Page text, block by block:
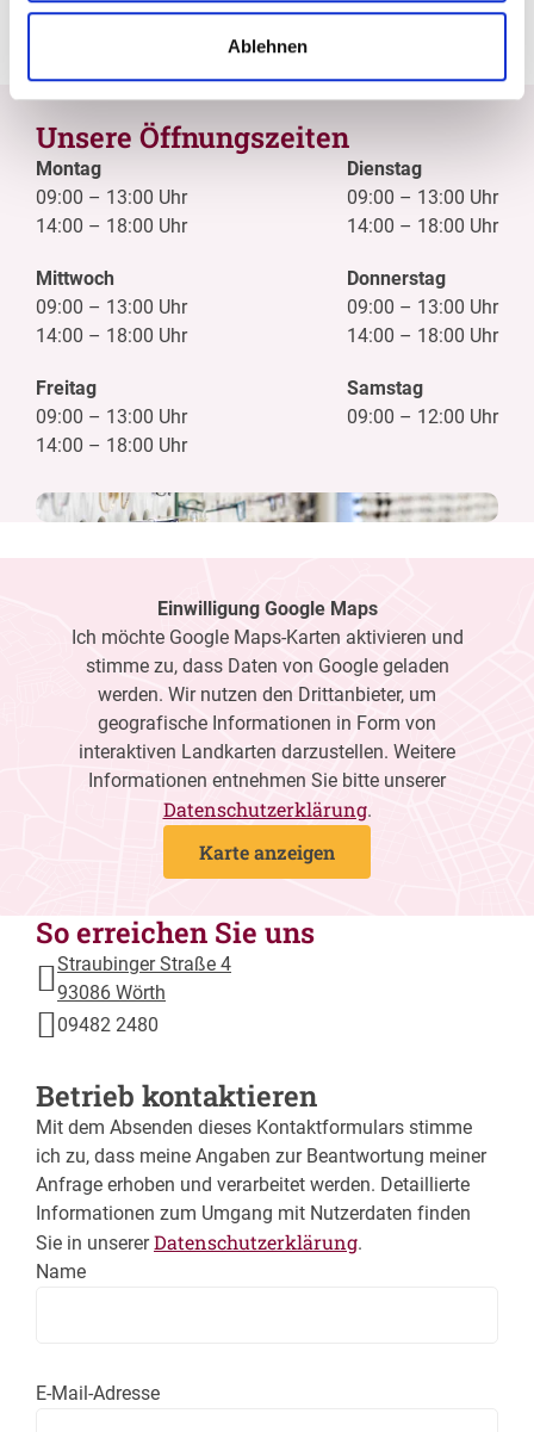
Ablehnen
Individuelle Anpassungen
Unsere Öffnungszeiten
Montag
09:00 – 13:00 Uhr
14:00 – 18:00 Uhr
Dienstag
09:00 – 13:00 Uhr
14:00 – 18:00 Uhr
Mittwoch
09:00 – 13:00 Uhr
14:00 – 18:00 Uhr
Donnerstag
09:00 – 13:00 Uhr
14:00 – 18:00 Uhr
Freitag
09:00 – 13:00 Uhr
14:00 – 18:00 Uhr
Samstag
09:00 – 12:00 Uhr
Einwilligung Google Maps
Ich möchte Google Maps-Karten aktivieren und
stimme zu, dass Daten von Google geladen
werden. Wir nutzen den Drittanbieter, um
geografische Informationen in Form von
interaktiven Landkarten darzustellen. Weitere
Informationen entnehmen Sie bitte unserer
Datenschutzerklärung.
Karte anzeigen
So erreichen Sie uns
Straubinger Straße 4
93086 Wörth
09482 2480
Betrieb kontaktieren
Mit dem Absenden dieses Kontaktformulars stimme
ich zu, dass meine Angaben zur Beantwortung meiner
Anfrage erhoben und verarbeitet werden. Detaillierte
Informationen zum Umgang mit Nutzerdaten finden
Sie in unsererDatenschutzerklärung.
Name
E-Mail-Adresse